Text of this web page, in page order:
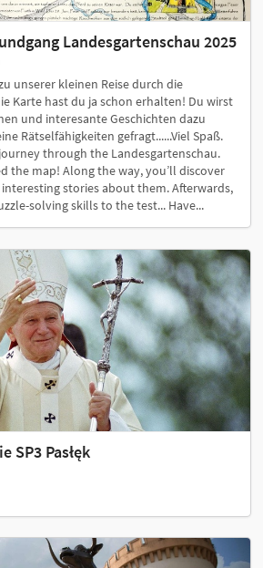
Landesgartenschau 2025
unserer kleinen Reise durch die
Karte hast du ja schon erhalten! Du wirst
und interesante Geschichten dazu
Rätselfähigkeiten gefragt......Viel Spaß.
through the Landesgartenschau.
the map! Along the way, you’ll discover
stories about them. Afterwards,
solving skills to the test... Have...
SP3 Pasłęk